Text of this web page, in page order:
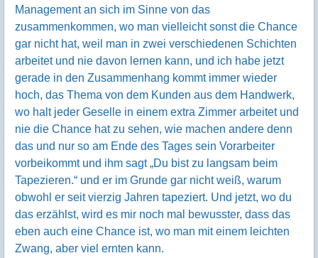
Management an sich im Sinne von das
zusammenkommen, wo man vielleicht sonst die Chance
gar nicht hat, weil man in zwei verschiedenen Schichten
arbeitet und nie davon lernen kann, und ich habe jetzt
gerade in den Zusammenhang kommt immer wieder
hoch, das Thema von dem Kunden aus dem Handwerk,
wo halt jeder Geselle in einem extra Zimmer arbeitet und
nie die Chance hat zu sehen, wie machen andere denn
das und nur so am Ende des Tages sein Vorarbeiter
vorbeikommt und ihm sagt „Du bist zu langsam beim
Tapezieren.“ und er im Grunde gar nicht weiß, warum
obwohl er seit vierzig Jahren tapeziert. Und jetzt, wo du
das erzählst, wird es mir noch mal bewusster, dass das
eben auch eine Chance ist, wo man mit einem leichten
Zwang, aber viel ernten kann.